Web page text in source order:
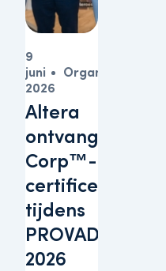
Altera
ontvangt B
Corp™-
certificering
tijdens
PROVADA
2026
9
juni
2026
Organisatie